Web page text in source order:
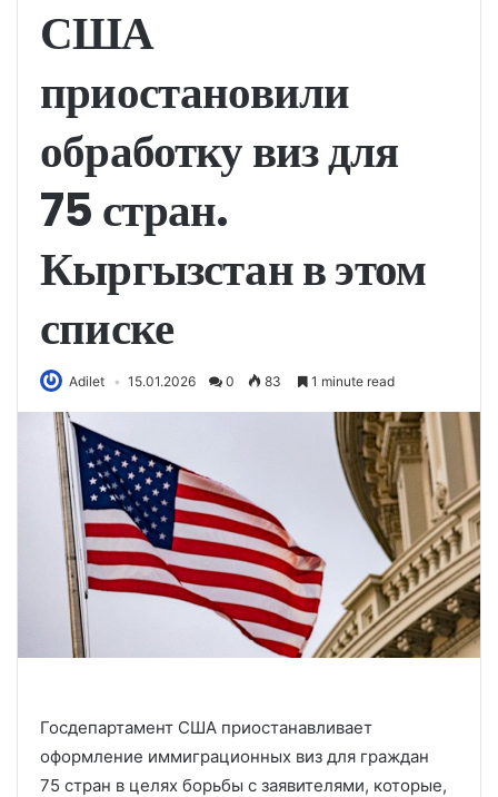
США
приостановили
обработку виз для
75 стран.
Кыргызстан в этом
списке
Adilet 15.01.2026 0 83 1 minute read
Госдепартамент США приостанавливает
оформление иммиграционных виз для граждан
75 стран в целях борьбы с заявителями, которые,